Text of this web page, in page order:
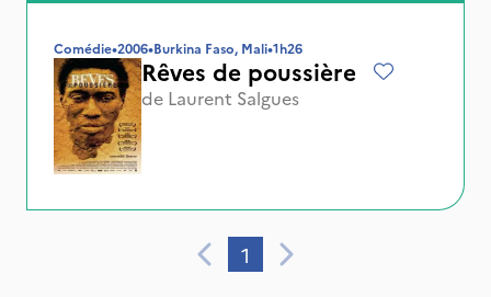
Comédie•2006•Burkina Faso, Mali•1h26
Rêves de poussière
de Laurent Salgues
1